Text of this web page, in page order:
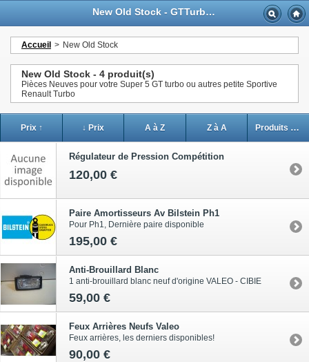
New Old Stock - GTTurbo-online
Accueil > New Old Stock
New Old Stock - 4 produit(s)
Pièces Neuves pour votre Super 5 GT turbo ou autres petite Sportive
Renault Turbo
Prix ↑ ↓ Prix A à Z Z à A Produits en stock
Régulateur de Pression Compétition
120,00 €
Paire Amortisseurs Av Bilstein Ph1
Pour Ph1, Dernière paire disponible
195,00 €
Anti-Brouillard Blanc
1 anti-brouillard blanc neuf d'origine VALEO - CIBIE
59,00 €
Feux Arrières Neufs Valeo
Feux arrières, les derniers disponibles!
90,00 €